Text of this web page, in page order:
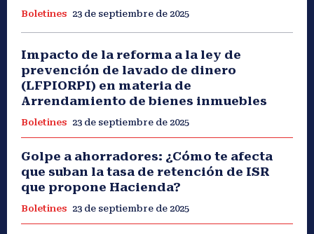
Boletines 23 de septiembre de 2025
Impacto de la reforma a la ley de
prevención de lavado de dinero
(LFPIORPI) en materia de
Arrendamiento de bienes inmuebles
Boletines 23 de septiembre de 2025
Golpe a ahorradores: ¿Cómo te afecta
que suban la tasa de retención de ISR
que propone Hacienda?
Boletines 23 de septiembre de 2025